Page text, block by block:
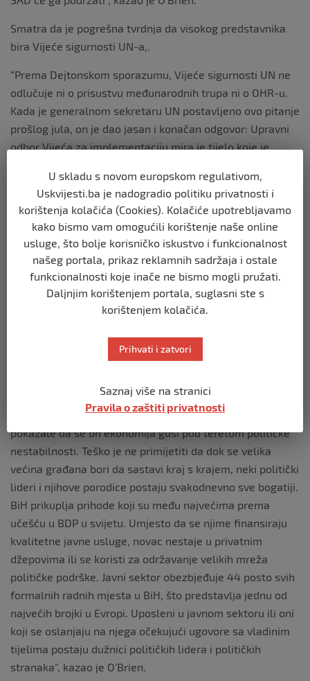
Smatra da je pogrešna tvrdnja da visokog predstavnika
bira Vijeće sigurnosti UN-a,.
“Prema Dejtonskom sporazumu, Vijeće sigurnosti UN ne
odlučuje ni o prisustvu međunarodnih trupa ni o OHR-u.
Kada je generalnom sekretaru UN postavljeno ovo pitanje
prošlog jula, on je dao jasan i konačan odgovor: Upravni
odbor Vijeća za implementaciju mira je tijelo koje je
drugi odgovor je potpuno pogrešan”, smatra O’Brien.
Tvrdi da sve lažne tvrdnje imaju za cilj podrivanje
Dejtonskog sporazuma uključujući državne institucije.
“Karadžić, Krajišnik i ostali pokušali su primijeniti isti
pristup devedesetih godina prošlog stoljeća. Mi to
nećemo dozvoliti”, kazao je O’Brien.
O’Brien je dodao da političari nacionalisti pokušavaju
plamen nepovjerenja i podjela.
“Zašto to rade? Brojne su studije, jedna za drugom,
pokazale da se bh ekonomija guši pod teretom političke
nestabilnosti. Teško je ne primijetiti da dok se velika
većina građana bori da sastavi kraj s krajem, neki politički
lideri i njihove porodice postaju svakodnevno sve bogatiji.
BiH prikuplja prihode koji su među najvećima prema
učešću u BDP u svijetu. Umjesto da se njime finansiraju
kvalitetne javne usluge, novac nestaje u privatnim
džepovima ili se koristi za održavanje velikih mreža
političke podrške. Javni sektor obezbjeđuje 44 posto svih
formalnih radnih mjesta u BiH, što predstavlja jednu od
najvećih brojki u Evropi. Uposleni u javnom sektoru ili oni
koji se oslanjaju na njega očekujući ugovore sa vladinim
tijelima postaju dužnici političkih lidera i političkih
stranaka”, kazao je O’Brien.
U skladu s novom europskom regulativom,
Uskvijesti.ba je nadogradio politiku privatnosti i
korištenja kolačića (Cookies). Kolačiće upotrebljavamo
kako bismo vam omogućili korištenje naše online
usluge, što bolje korisničko iskustvo i funkcionalnost
našeg portala, prikaz reklamnih sadržaja i ostale
funkcionalnosti koje inače ne bismo mogli pružati.
Daljnjim korištenjem portala, suglasni ste s
korištenjem kolačića.
Prihvati i zatvori
Saznaj više na stranici
Pravila o zaštiti privatnosti